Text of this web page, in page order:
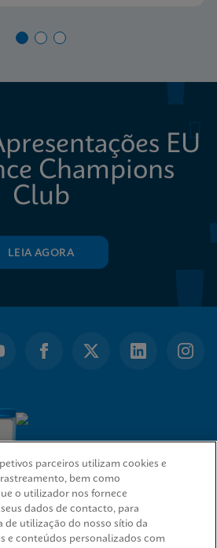
EU
Champions
Club
LEIA AGORA
parceiros utilizam cookies e
bem como
o utilizador nos fornece
dados de contacto, para
de utilização do nosso sítio da
e conteúdos personalizados com